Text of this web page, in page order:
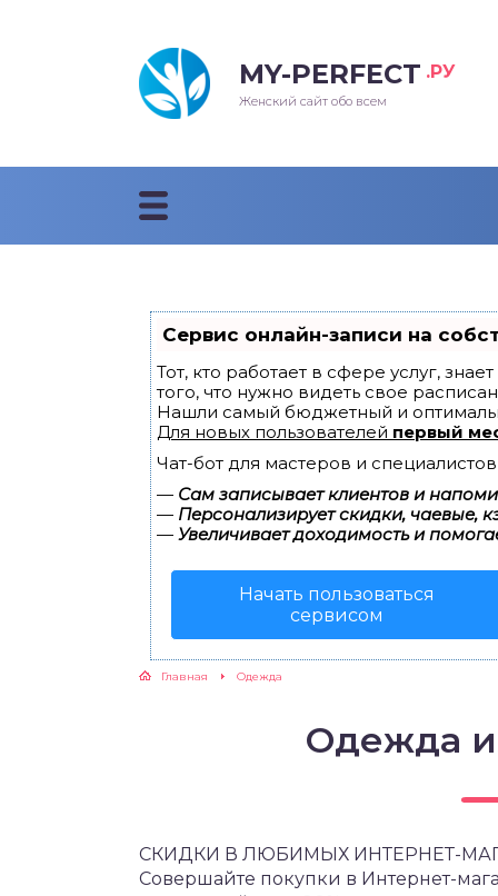
MY-PERFECT .РУ
Женский сайт обо всем
Сервис онлайн-записи на
Тот, кто работает в сфере услуг,
того, что нужно видеть свое
Нашли самый бюджетный и
Для новых пользователей первый
Чат-бот для мастеров и
— Сам записывает клиентов и
— Персонализирует скидки, чаевые,
— Увеличивает доходимость и
Начать пользоваться
сервисом
Главная Одежда
Одежда
СКИДКИ В ЛЮБИМЫХ ИНТЕРНЕТ-
Совершайте покупки в Интернет-
прически 2018
стрижки 2018